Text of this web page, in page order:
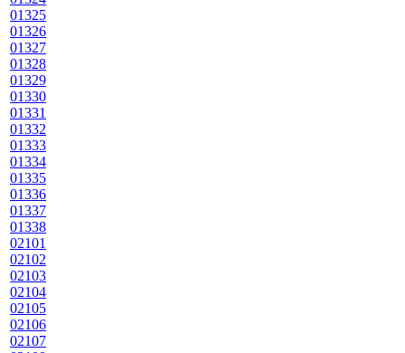
01325
01326
01327
01328
01329
01330
01331
01332
01333
01334
01335
01336
01337
01338
02101
02102
02103
02104
02105
02106
02107